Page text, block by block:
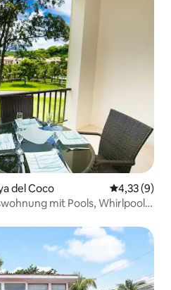
del Coco
4,33 (9)
mit Pools, Whirlpool